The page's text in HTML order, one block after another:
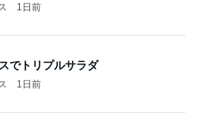
1日前
でトリプルサラダ
1日前